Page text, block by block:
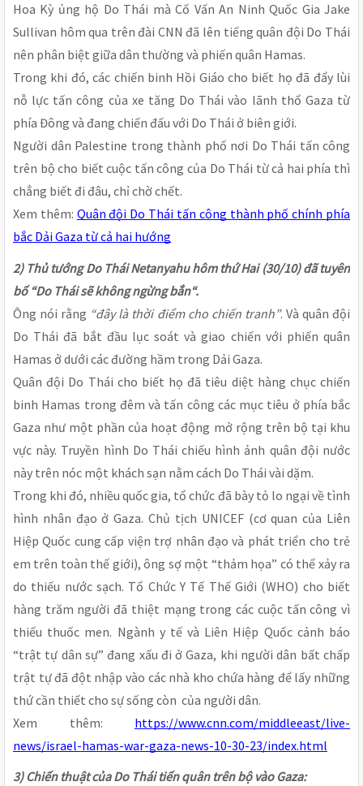
Hoa Kỳ ủng hộ Do Thái mà Cố Vấn An Ninh Quốc Gia Jake
Sullivan hôm qua trên đài CNN đã lên tiếng quân đội Do Thái
nên phân biệt giữa dân thường và phiến quân Hamas.
Trong khi đó, các chiến binh Hồi Giáo cho biết họ đã đẩy lùi
nỗ lực tấn công của xe tăng Do Thái vào lãnh thổ Gaza từ
phía Đông và đang chiến đấu với Do Thái ở biên giới.
Người dân Palestine trong thành phố nơi Do Thái tấn công
trên bộ cho biết cuộc tấn công của Do Thái từ cả hai phía thì
chẳng biết đi đâu, chỉ chờ chết.
Xem thêm: Quân đội Do Thái tấn công thành phố chính phía
bắc Dải Gaza từ cả hai hướng
2) Thủ tướng Do Thái Netanyahu hôm thứ Hai (30/10) đã tuyên
bố “Do Thái sẽ không ngừng bắn“.
Ông nói rằng “đây là thời điểm cho chiến tranh”. Và quân đội
Do Thái đã bắt đầu lục soát và giao chiến với phiến quân
Hamas ở dưới các đường hầm trong Dải Gaza.
Quân đội Do Thái cho biết họ đã tiêu diệt hàng chục chiến
binh Hamas trong đêm và tấn công các mục tiêu ở phía bắc
Gaza như một phần của hoạt động mở rộng trên bộ tại khu
vực này. Truyền hình Do Thái chiếu hình ảnh quân đội nước
này trên nóc một khách sạn nằm cách Do Thái vài dặm.
Trong khi đó, nhiều quốc gia, tổ chức đã bày tỏ lo ngại về tình
hình nhân đạo ở Gaza. Chủ tịch UNICEF (cơ quan của Liên
Hiệp Quốc cung cấp viện trợ nhân đạo và phát triển cho trẻ
em trên toàn thế giới), ông sợ một “thảm họa” có thể xảy ra
do thiếu nước sạch. Tổ Chức Y Tế Thế Giới (WHO) cho biết
hàng trăm người đã thiệt mạng trong các cuộc tấn công vì
thiếu thuốc men. Ngành y tế và Liên Hiệp Quốc cảnh báo
“trật tự dân sự” đang xấu đi ở Gaza, khi người dân bất chấp
trật tự đã đột nhập vào các nhà kho chứa hàng để lấy những
thứ cần thiết cho sự sống còn của người dân.
Xem thêm: https://www.cnn.com/middleeast/live-
news/israel-hamas-war-gaza-news-10-30-23/index.html
3) Chiến thuật của Do Thái tiến quân trên bộ vào Gaza: